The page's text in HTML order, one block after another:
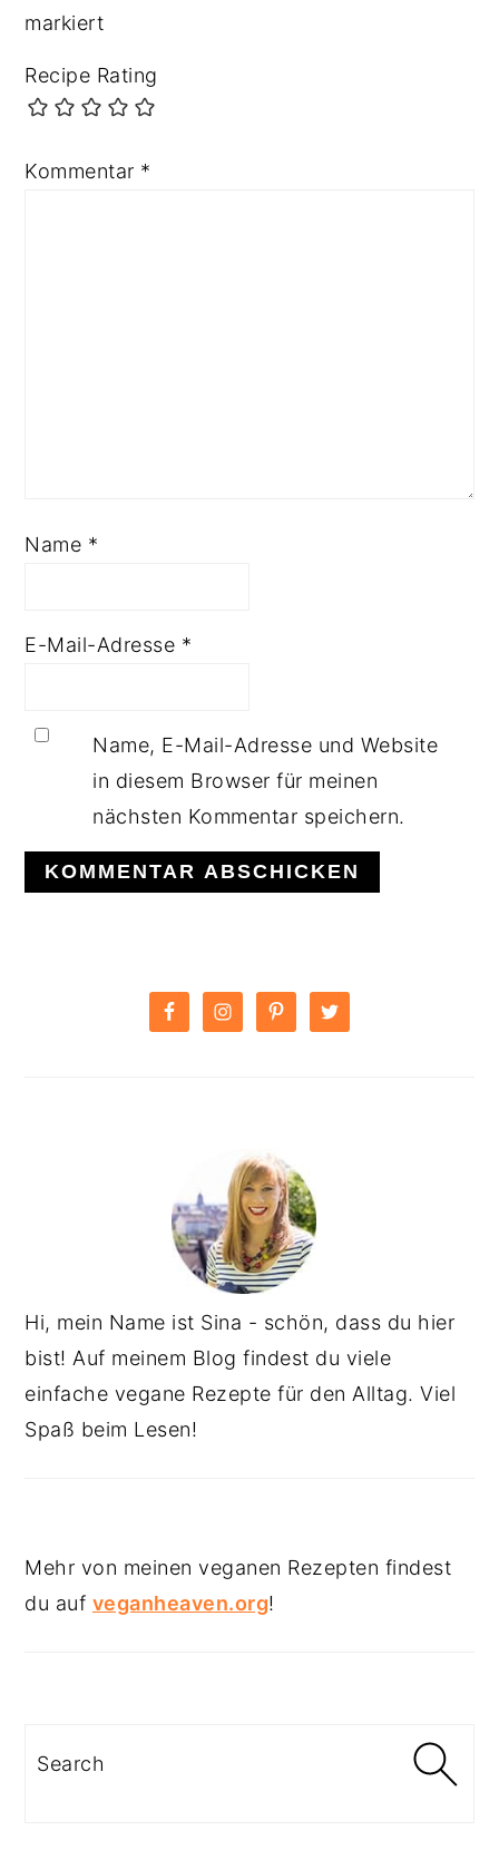
markiert
Recipe Rating
Kommentar *
Name *
E-Mail-Adresse *
Name, E-Mail-Adresse und Website
in diesem Browser für meinen
nächsten Kommentar speichern.
SIDEBAR
Hi, mein Name ist Sina - schön, dass du hier
bist! Auf meinem Blog findest du viele
einfache vegane Rezepte für den Alltag. Viel
Spaß beim Lesen!
Mehr von meinen veganen Rezepten findest
du auf veganheaven.org!
Search